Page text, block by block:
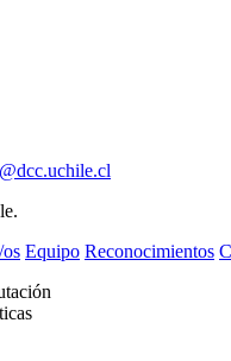
Equipo Reconocimientos